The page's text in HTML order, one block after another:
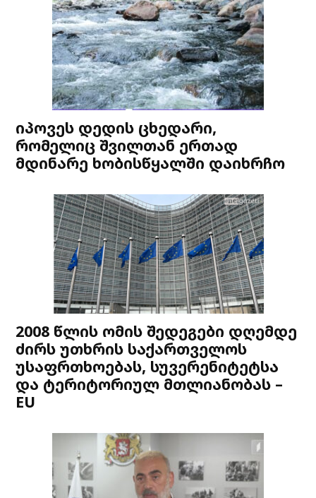
იპოვეს დედის ცხედარი,
რომელიც შვილთან ერთად
მდინარე ხობისწყალში დაიხრჩო
2008 წლის ომის შედეგები დღემდე
ძირს უთხრის საქართველოს
უსაფრთხოებას, სუვერენიტეტსა
და ტერიტორიულ მთლიანობას –
EU